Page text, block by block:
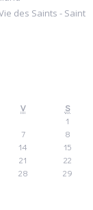
des Saints - Saint
V
S
1
7
8
14
15
21
22
28
29